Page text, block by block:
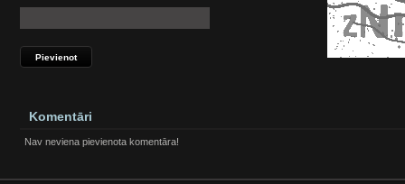
Komentāri
Nav neviena pievienota komentāra!